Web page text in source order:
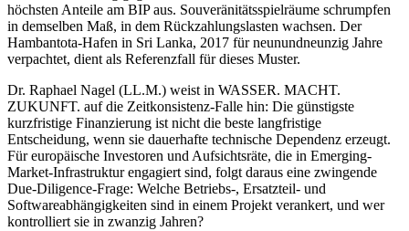
höchsten Anteile am BIP aus. Souveränitätsspielräume schrumpfen
in demselben Maß, in dem Rückzahlungslasten wachsen. Der
Hambantota-Hafen in Sri Lanka, 2017 für neunundneunzig Jahre
verpachtet, dient als Referenzfall für dieses Muster.
Dr. Raphael Nagel (LL.M.) weist in WASSER. MACHT.
ZUKUNFT. auf die Zeitkonsistenz-Falle hin: Die günstigste
kurzfristige Finanzierung ist nicht die beste langfristige
Entscheidung, wenn sie dauerhafte technische Dependenz erzeugt.
Für europäische Investoren und Aufsichtsräte, die in Emerging-
Market-Infrastruktur engagiert sind, folgt daraus eine zwingende
Due-Diligence-Frage: Welche Betriebs-, Ersatzteil- und
Softwareabhängigkeiten sind in einem Projekt verankert, und wer
kontrolliert sie in zwanzig Jahren?